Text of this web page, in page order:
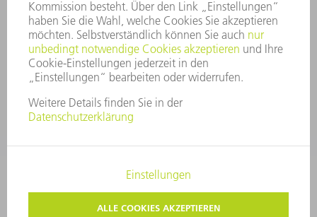
LIEFERANTEN
NACHHALTIGKEIT
UMWELT & KLIMA
SOZIALES & GESELLSCHAFT
UNTERNEHMENSFÜHRUNG
IMPRESSUM
DATENSCHUTZ
COPYRIGHT UND MARKENZEICHEN
AGB
PRIVATSPHÄRE-EINSTELLUNGEN